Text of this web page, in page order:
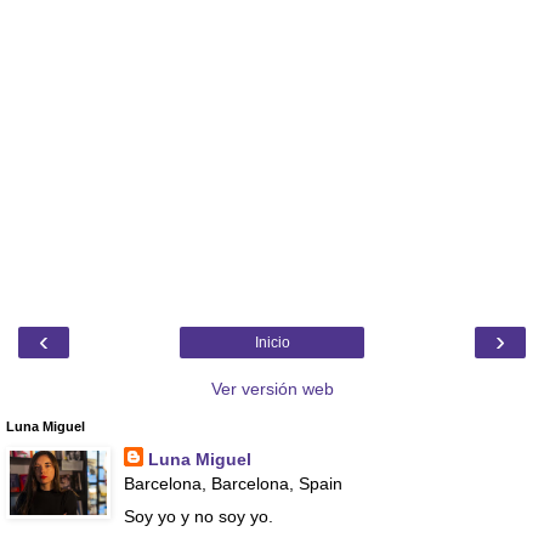
‹ ›
Inicio
Ver versión web
Luna Miguel
Luna Miguel
Barcelona, Barcelona, Spain
Soy yo y no soy yo.